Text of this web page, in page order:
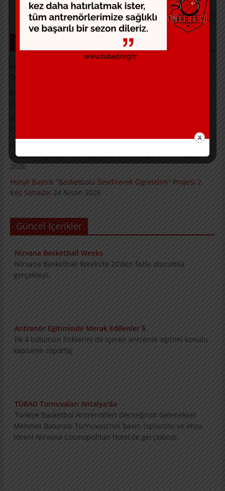
Haftanın Fotoğrafları→
Hurşit Baytok ve Jülide Sonat Projeleri Kapsamında
Turnuvalarımız Başarıyla Tamamlandı.
Hurşit Baytok ve Jülide Sonat Projeleri Kapsamında
Turnuvalarımızın İkinci Günü Tamamlandı
Hurşit Baytok ve Jülide Sonat Projeleri Kapsamında
Turnuvalarımız Başladı.
Hurşit Baytok ve Jülide Sonat Projeleri Kapsamında Turnuva
Öncesi Bilgilendirme Toplantısı Gerçekleştirildi. 30 Nisan
2026
Hurşit Baytok “Basketbolu Sevdirerek Öğretelim” Projesi 2.
Kez Sahada! 24 Nisan 2026
Güncel İçerikler
Nirvana Basketball Weeks
Nirvana Basketball Weeks’te 20’den fazla
oturumla gerçekleşti.
Antrenör Eğitiminde Merak Edilenler 5
İlk 4 bölümün linklerini de içeren antrenör
eğitimi konulu kapsamlı röportaj
TÜBAD Turnuvaları Antalya'da
Türkiye Basketbol Antrenörleri Derneği’nin
Geleneksel Mehmet Baturalp Turnuvası’nın
basın toplantısı ve imza töreni Nirvana